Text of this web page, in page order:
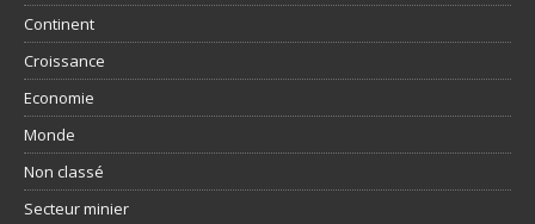
Continent
Croissance
Economie
Monde
Non classé
Secteur minier